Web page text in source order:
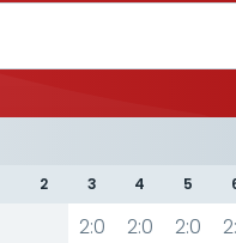
2 3 4 5
2:0 2:0 2:0